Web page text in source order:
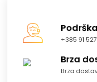
+385 91
Brza
Brza